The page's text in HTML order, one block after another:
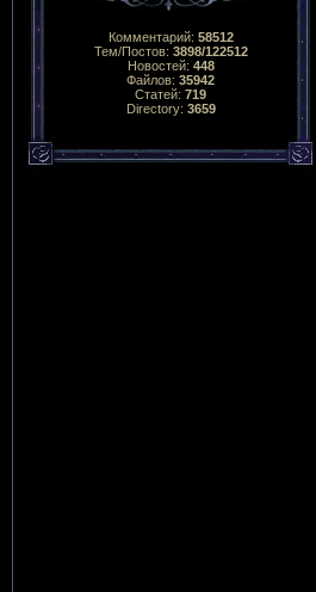
Комментарий: 58512
Тем/Постов: 3898/122512
Новостей: 448
Файлов: 35942
Статей: 719
Directory: 3659